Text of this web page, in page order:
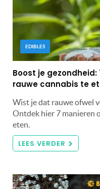
EDIBLES
Boost je
rauwe cannabis te
Wist je dat rauwe ofwel
Ontdek hier 7 manieren
eten.
LEES VERDER